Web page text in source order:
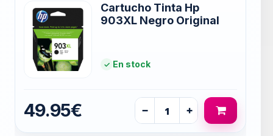
Cartucho Tinta Hp
903XL Negro Original
En stock
49.95€ − +